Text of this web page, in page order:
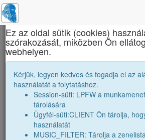
Brassai Sámuel
B. István
B. István
×
Ez az oldal sütik (cookies)
szórakozását, miközben Ön
webhelyen.
Kérjük, legyen kedves és fogadja el az
használatát a folytatáshoz.
Session-süti: LPFW a
tárolására
Ügyfél-süti:CLIENT Ön tárolja,
használatát
MUSIC_FILTER: Tárolja a